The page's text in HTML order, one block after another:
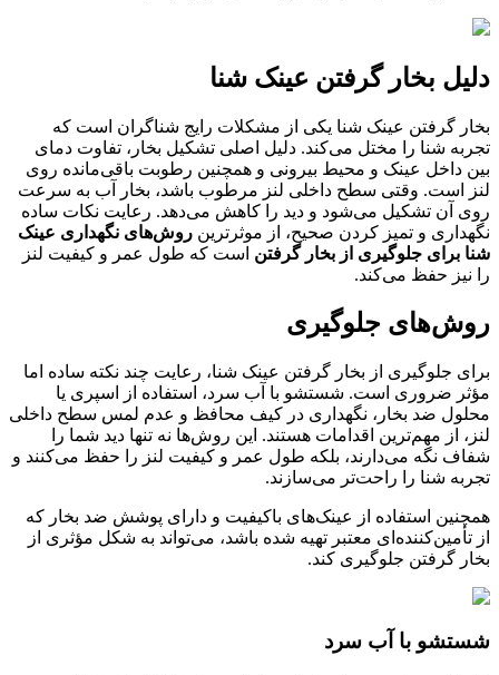
دلیل بخار گرفتن عینک شنا
بخار گرفتن عینک شنا یکی از مشکلات رایج شناگران است که
تجربه شنا را مختل می‌کند. دلیل اصلی تشکیل بخار، تفاوت دمای
بین داخل عینک و محیط بیرونی و همچنین رطوبت باقی‌مانده روی
لنز است. وقتی سطح داخلی لنز مرطوب باشد، بخار آب به سرعت
روی آن تشکیل می‌شود و دید را کاهش می‌دهد. رعایت نکات ساده
نگهداری و تمیز کردن صحیح، از موثرترین روش‌های نگهداری عینک
شنا برای جلوگیری از بخار گرفتن است که طول عمر و کیفیت لنز
را نیز حفظ می‌کند.
روش‌های جلوگیری
برای جلوگیری از بخار گرفتن عینک شنا، رعایت چند نکته ساده اما
مؤثر ضروری است. شستشو با آب سرد، استفاده از اسپری یا
محلول ضد بخار، نگهداری در کیف محافظ و عدم لمس سطح داخلی
لنز، از مهم‌ترین اقدامات هستند. این روش‌ها نه تنها دید شما را
شفاف نگه می‌دارند، بلکه طول عمر و کیفیت لنز را حفظ می‌کنند و
تجربه شنا را راحت‌تر می‌سازند.
همچنین استفاده از عینک‌های باکیفیت و دارای پوشش ضد بخار که
از تأمین‌کننده‌ای معتبر تهیه شده باشد، می‌تواند به شکل مؤثری از
بخار گرفتن جلوگیری کند.
شستشو با آب سرد